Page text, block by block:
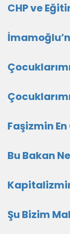
CHP ve
Faşizmin
Bu Bakan
Şu Bizim